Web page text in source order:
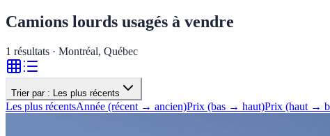
Camions lourds usagés à vendre
1 résultats · Montréal, Québec
Trier par : Les plus récents
Les plus récentsAnnée (récent → ancien)Prix (bas → haut)Prix (haut →